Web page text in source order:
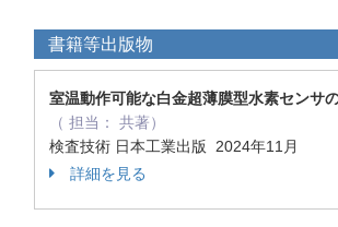
書籍等出版物
室温動作可能な白金超薄膜型水素センサ
（ 担当： 共著）
検査技術 日本工業出版 2024年11月
詳細を見る